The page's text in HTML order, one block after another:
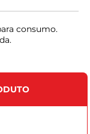
consumo.